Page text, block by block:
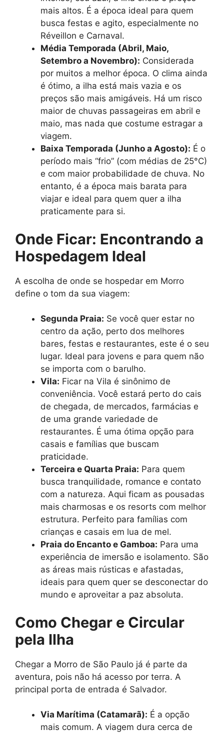
mais altos. É a época ideal para quem
busca festas e agito, especialmente no
Réveillon e Carnaval.
Média Temporada (Abril, Maio,
Setembro a Novembro): Considerada
por muitos a melhor época. O clima ainda
é ótimo, a ilha está mais vazia e os
preços são mais amigáveis. Há um risco
maior de chuvas passageiras em abril e
maio, mas nada que costume estragar a
viagem.
Baixa Temporada (Junho a Agosto): É o
período mais “frio” (com médias de 25°C)
e com maior probabilidade de chuva. No
entanto, é a época mais barata para
viajar e ideal para quem quer a ilha
praticamente para si.
Onde Ficar: Encontrando a
Hospedagem Ideal
A escolha de onde se hospedar em Morro
define o tom da sua viagem:
Segunda Praia: Se você quer estar no
centro da ação, perto dos melhores
bares, festas e restaurantes, este é o seu
lugar. Ideal para jovens e para quem não
se importa com o barulho.
Vila: Ficar na Vila é sinônimo de
conveniência. Você estará perto do cais
de chegada, de mercados, farmácias e
de uma grande variedade de
restaurantes. É uma ótima opção para
casais e famílias que buscam
praticidade.
Terceira e Quarta Praia: Para quem
busca tranquilidade, romance e contato
com a natureza. Aqui ficam as pousadas
mais charmosas e os resorts com melhor
estrutura. Perfeito para famílias com
crianças e casais em lua de mel.
Praia do Encanto e Gamboa: Para uma
experiência de imersão e isolamento. São
as áreas mais rústicas e afastadas,
ideais para quem quer se desconectar do
mundo e aproveitar a paz absoluta.
Como Chegar e Circular
pela Ilha
Chegar a Morro de São Paulo já é parte da
aventura, pois não há acesso por terra. A
principal porta de entrada é Salvador.
Via Marítima (Catamarã): É a opção
mais comum. A viagem dura cerca de